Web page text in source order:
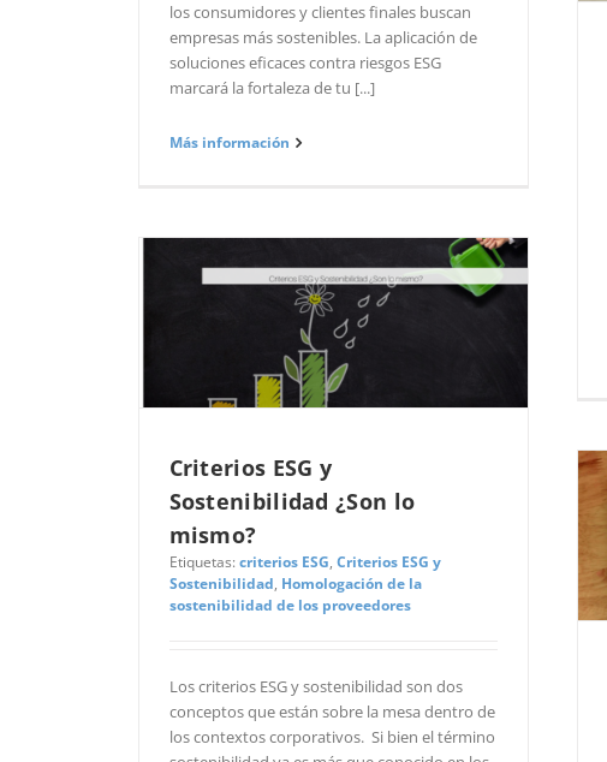
los consumidores y clientes finales buscan
empresas más sostenibles. La aplicación de
soluciones eficaces contra riesgos ESG
marcará la fortaleza de tu [...]
Más información
Criterios ESG y
Sostenibilidad ¿Son lo
mismo?
Etiquetas: criterios ESG, Criterios ESG y
Sostenibilidad, Homologación de la
sostenibilidad de los proveedores
Los criterios ESG y sostenibilidad son dos
conceptos que están sobre la mesa dentro de
los contextos corporativos. Si bien el término